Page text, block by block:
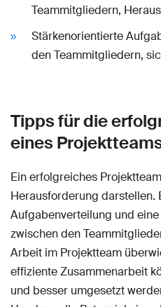
Teammitgliedern,
Stärkenorientierte
den Teammitgliedern,
Tipps für die
eines
Ein erfolgreiches
Herausforderung darstellen.
Aufgabenverteilung und
zwischen den
Arbeit im Projektteam
effiziente Zusammenarbeit
und besser umgesetzt